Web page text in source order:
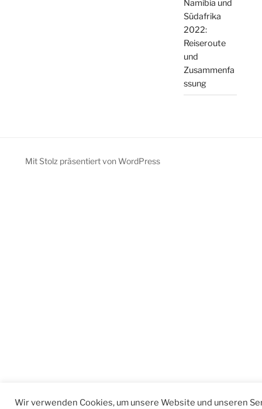
Namibia und
Südafrika
2022:
Reiseroute
und
Zusammenfa
ssung
Mit Stolz präsentiert von WordPress
Wir verwenden Cookies, um unsere Website und unseren